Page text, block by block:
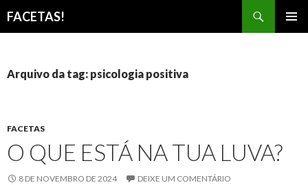
FACETAS!
CONTEÚDO
Arquivo da tag: psicologia positiva
FACETAS
O QUE ESTÁ NA TUA LUVA?
8 DE NOVEMBRO DE 2024 DEIXE UM COMENTÁRIO